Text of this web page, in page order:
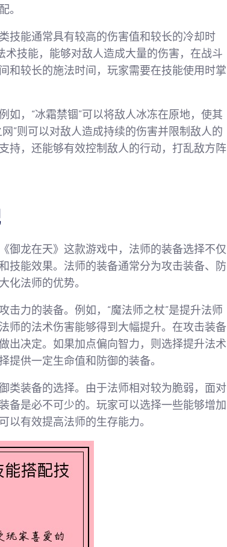
。
技能通常具有较高的伤害值和较长的冷却时
术技能，能够对敌人造成大量的伤害，在战斗
和较长的施法时间，玩家需要在技能使用时掌
，“冰霜禁锢”可以将敌人冰冻在原地，使其
”则可以对敌人造成持续的伤害并限制敌人的
持，还能够有效控制敌人的行动，打乱敌方阵
御龙在天》这款游戏中，法师的装备选择不仅
技能效果。法师的装备通常分为攻击装备、防
化法师的优势。
力的装备。例如，“魔法师之杖”是提升法师
师的法术伤害能够得到大幅提升。在攻击装备
出决定。如果加点偏向智力，则选择提升法术
供一定生命值和防御的装备。
类装备的选择。由于法师相对较为脆弱，面对
备是必不可少的。玩家可以选择一些能够增加
以有效提高法师的生存能力。